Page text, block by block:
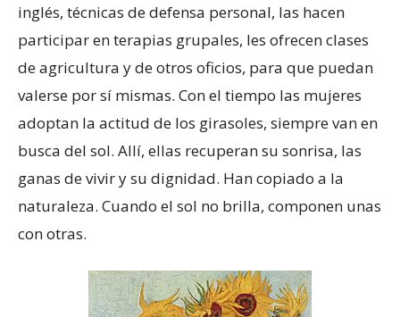
inglés, técnicas de defensa personal, las hacen
participar en terapias grupales, les ofrecen clases
de agricultura y de otros oficios, para que puedan
valerse por sí mismas. Con el tiempo las mujeres
adoptan la actitud de los girasoles, siempre van en
busca del sol. Allí, ellas recuperan su sonrisa, las
ganas de vivir y su dignidad. Han copiado a la
naturaleza. Cuando el sol no brilla, componen unas
con otras.